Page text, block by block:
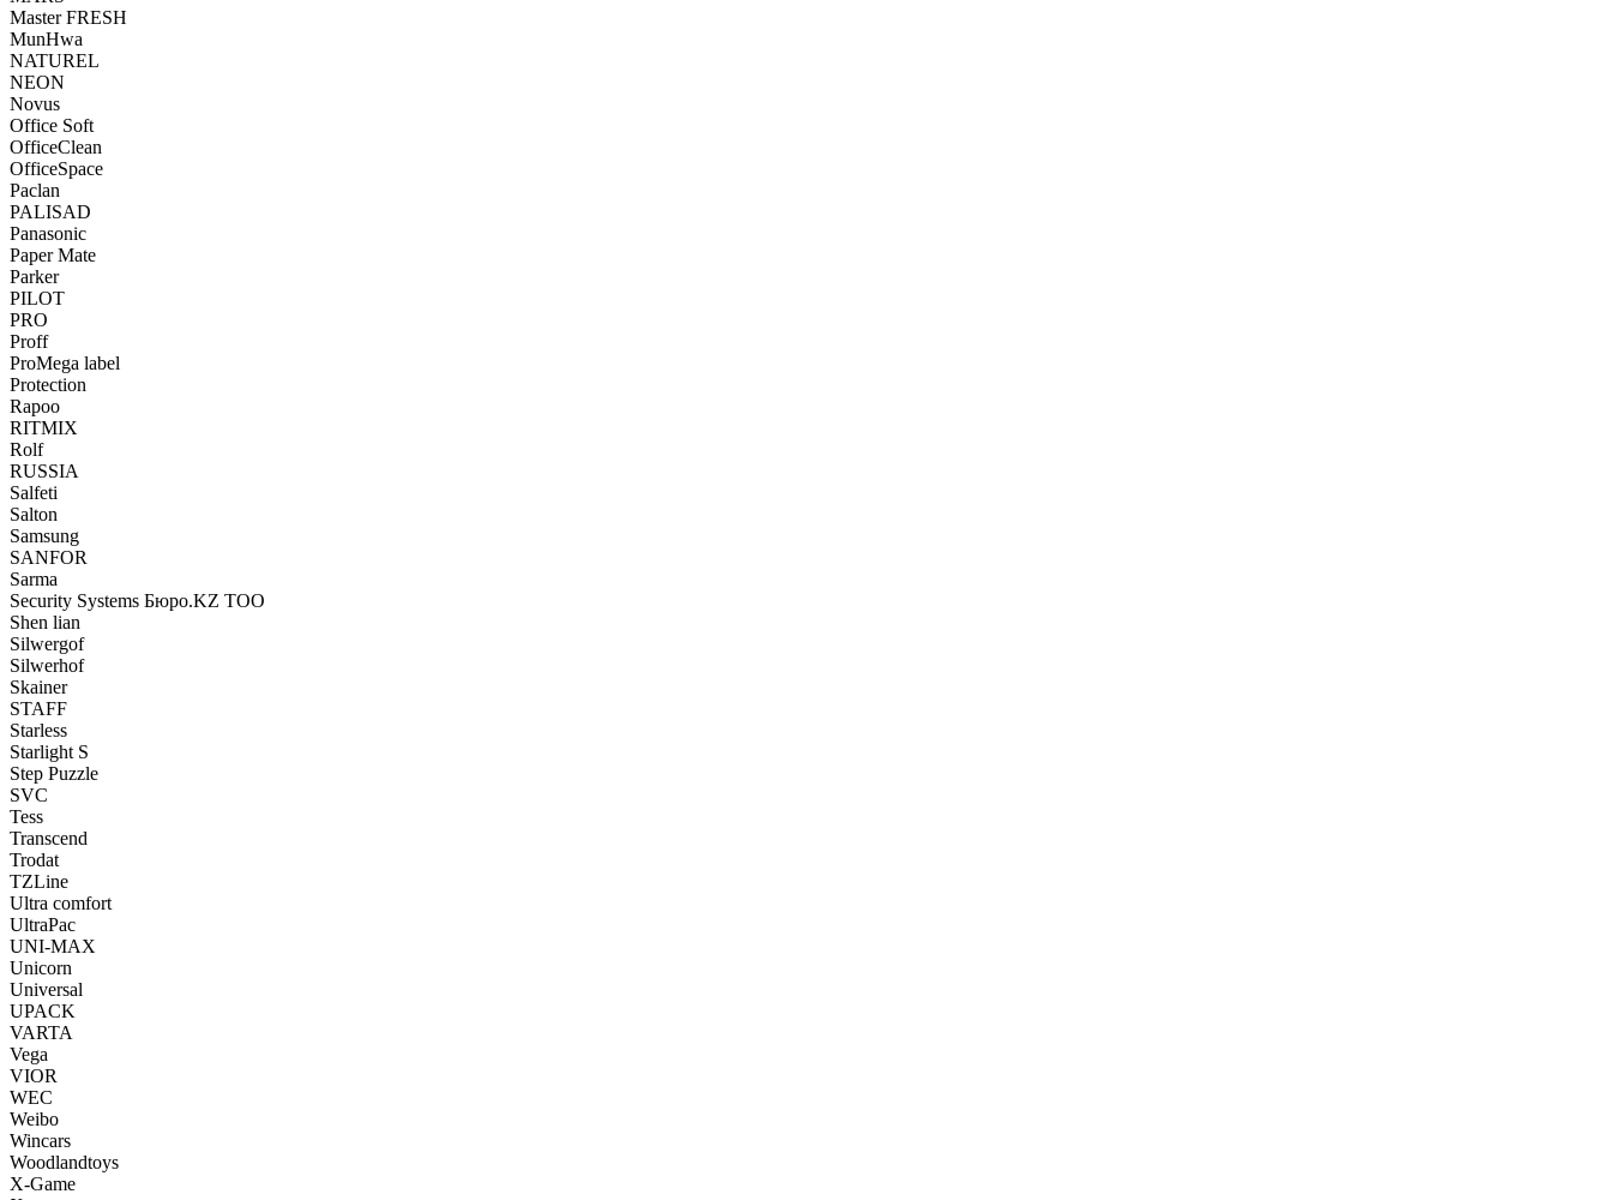
Master FRESH
MunHwa
NATUREL
NEON
Novus
Office Soft
OfficeClean
OfficeSpace
Paclan
PALISAD
Panasonic
Paper Mate
Parker
PILOT
PRO
Proff
ProMega label
Protection
Rapoo
RITMIX
Rolf
RUSSIA
Salfeti
Salton
Samsung
SANFOR
Sarma
Security Systems Бюро.KZ ТОО
Shen lian
Silwergof
Silwerhof
Skainer
STAFF
Starless
Starlight S
Step Puzzle
SVC
Tess
Transcend
Trodat
TZLine
Ultra comfort
UltraPac
UNI-MAX
Unicorn
Universal
UPACK
VARTA
Vega
VIOR
WEC
Weibo
Wincars
Woodlandtoys
X-Game